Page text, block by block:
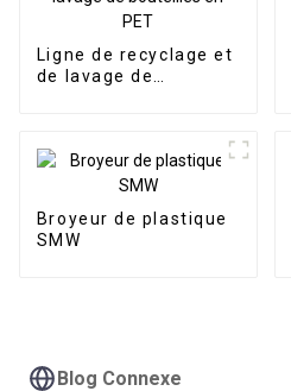
Ligne de recyclage et
de lavage de
Broyeur de plastique
SMW
Blog Connexe